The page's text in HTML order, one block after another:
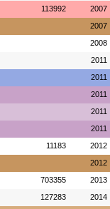
113992 2007
2007
2008
2011
2011
2011
2011
2011
11183 2012
2012
703355 2013
127283 2014